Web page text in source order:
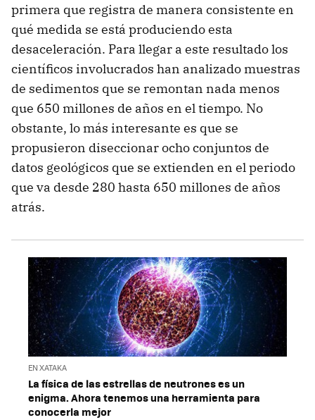
primera que registra de manera consistente en
qué medida se está produciendo esta
desaceleración. Para llegar a este resultado los
científicos involucrados han analizado muestras
de sedimentos que se remontan nada menos
que 650 millones de años en el tiempo. No
obstante, lo más interesante es que se
propusieron diseccionar ocho conjuntos de
datos geológicos que se extienden en el periodo
que va desde 280 hasta 650 millones de años
atrás.
EN XATAKA
La física de las estrellas de neutrones es un
enigma. Ahora tenemos una herramienta para
conocerla mejor